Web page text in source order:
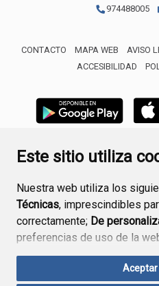
Este sitio utiliza
Nuestra web utiliza los
Técnicas, imprescindibles
correctamente; De
preferencias de uso de la
funcionamiento de la web y
Si acepta pulsando el botón
974488005
CONTACTO MAPA WEB AVISO
ACCESIBILIDAD